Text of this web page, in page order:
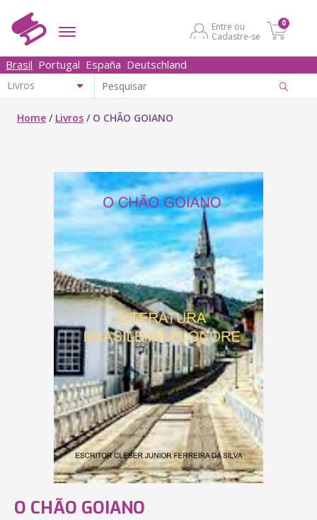
Entre ou
Cadastre-se
0
Brasil Portugal España Deutschland
Home / Livros / O CHÃO GOIANO
O CHÃO GOIANO